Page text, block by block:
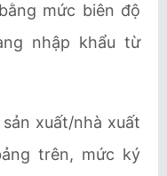
mức biên độ
nhập khẩu từ
xuất/nhà xuất
trên, mức ký